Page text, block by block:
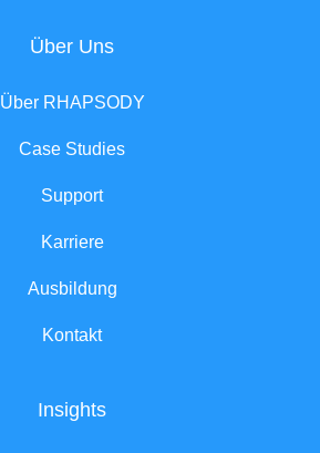
Über Uns
Über RHAPSODY
Case Studies
Support
Karriere
Ausbildung
Kontakt
Insights